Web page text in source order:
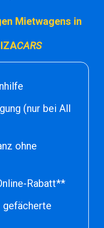
Mietwagens in
CARS
(nur bei All
ohne
Rabatt**
gefächerte